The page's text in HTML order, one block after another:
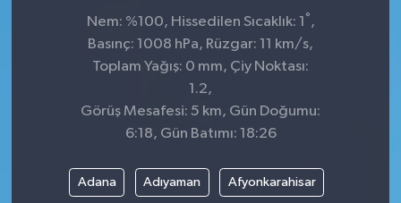
Nem: %100, Hissedilen Sıcaklık: 1 ° ,
Basınç: 1008 hPa, Rüzgar: 11 km/s,
Toplam Yağış: 0 mm, Çiy Noktası:
1.2,
Görüş Mesafesi: 5 km, Gün Doğumu:
6:18, Gün Batımı: 18:26
Adana Adıyaman Afyonkarahisar